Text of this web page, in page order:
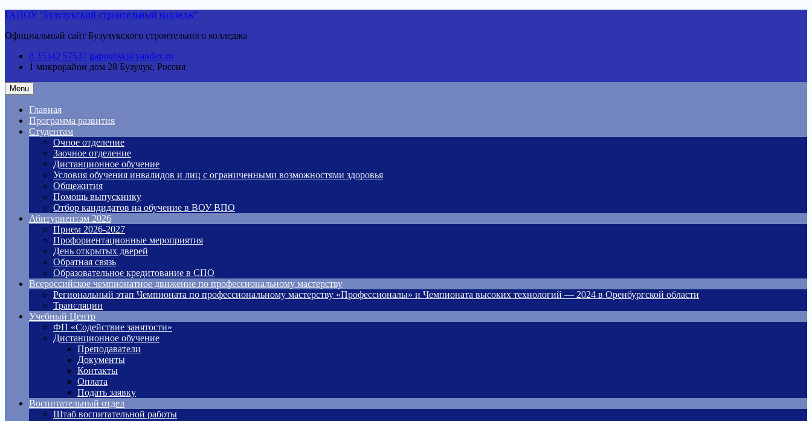
Skip
content
ГАПОУ "Бузулукский строительный колледж"
Официальный сайт Бузулукского строительного колледжа
8 35342 57537 gapoubsk@yandex.ru
1 микрорайон дом 28 Бузулук, Россия
Menu
Главная
Программа развития
Студентам
Очное отделение
Заочное отделение
Дистанционное обучение
Условия обучения инвалидов и лиц с ограниченными возможностями здоровья
Общежития
Помощь выпускнику
Отбор кандидатов на обучение в ВОУ ВПО
Абитуриентам 2026
Прием 2026-2027
Профориентационные мероприятия
День открытых дверей
Обратная связь
Образовательное кредитование в СПО
Всероссийское чемпионатное движение по профессиональному мастерству
Региональный этап Чемпионата по профессиональному мастерству «Профессионалы» и Чемпионата высоких технологий — 2024 в Оренбургской области
Трансляции
Учебный Центр
ФП «Содействие занятости»
Дистанционное обучение
Преподаватели
Документы
Контакты
Оплата
Подать заявку
Воспитательный отдел
Штаб воспитательной работы